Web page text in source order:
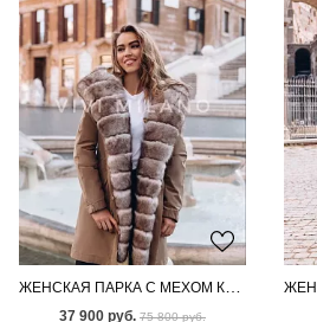
37 900 руб. 75 800 руб.